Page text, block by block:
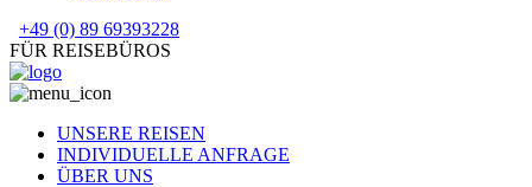
+49 (0) 89 69393228
FÜR REISEBÜROS
UNSERE REISEN
INDIVIDUELLE ANFRAGE
ÜBER UNS